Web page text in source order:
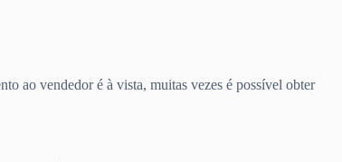
ao vendedor é à vista, muitas vezes é possível obter